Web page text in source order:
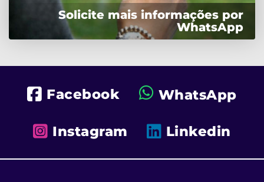
Solicite mais informações por
WhatsApp
Facebook WhatsApp
Instagram Linkedin